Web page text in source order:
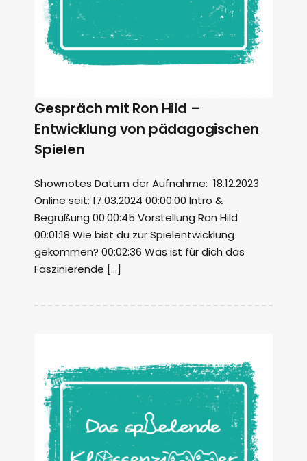
Gespräch mit Ron Hild –
Entwicklung von pädagogischen
Spielen
Shownotes Datum der Aufnahme: 18.12.2023
Online seit: 17.03.2024 00:00:00 Intro &
Begrüßung 00:00:45 Vorstellung Ron Hild
00:01:18 Wie bist du zur Spielentwicklung
gekommen? 00:02:36 Was ist für dich das
Faszinierende […]